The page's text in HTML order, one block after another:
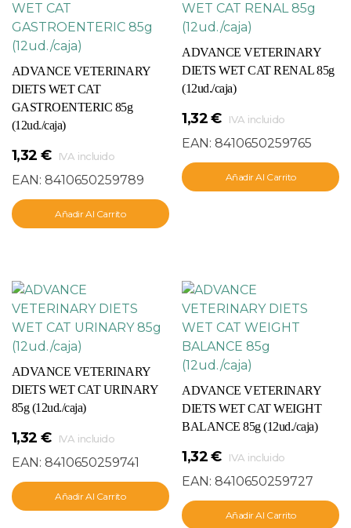
ADVANCE VETERINARY
DIETS WET CAT
GASTROENTERIC 85g
(12ud./caja)
1,32 € IVA incluido
EAN: 8410650259789
Añadir Al Carrito
ADVANCE VETERINARY
DIETS WET CAT RENAL 85g
(12ud./caja)
1,32€ IVA incluido
EAN:8410650259765
Añadir Al Carrito
ADVANCE VETERINARY
DIETS WET CAT URINARY
85g (12ud./caja)
1,32 € IVA incluido
EAN: 8410650259741
Añadir Al Carrito
ADVANCE VETERINARY
DIETS WET CAT WEIGHT
BALANCE 85g (12ud./caja)
1,32€ IVA incluido
EAN:8410650259727
Añadir Al Carrito